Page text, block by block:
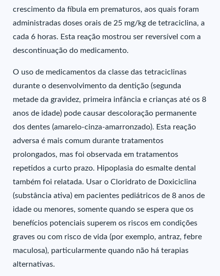
crescimento da fíbula em prematuros, aos quais foram
administradas doses orais de 25 mg/kg de tetraciclina, a
cada 6 horas. Esta reação mostrou ser reversível com a
descontinuação do medicamento.
O uso de medicamentos da classe das tetraciclinas
durante o desenvolvimento da dentição (segunda
metade da gravidez, primeira infância e crianças até os 8
anos de idade) pode causar descoloração permanente
dos dentes (amarelo-cinza-amarronzado). Esta reação
adversa é mais comum durante tratamentos
prolongados, mas foi observada em tratamentos
repetidos a curto prazo. Hipoplasia do esmalte dental
também foi relatada. Usar o Cloridrato de Doxiciclina
(substância ativa) em pacientes pediátricos de 8 anos de
idade ou menores, somente quando se espera que os
benefícios potenciais superem os riscos em condições
graves ou com risco de vida (por exemplo, antraz, febre
maculosa), particularmente quando não há terapias
alternativas.